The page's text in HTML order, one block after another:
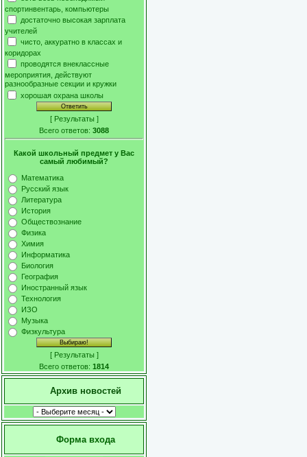
спортинвентарь, компьютеры
достаточно высокая зарплата
учителей
чисто, аккуратно в классах и
коридорах
проводятся внеклассные
мероприятия, действуют
разнообразные секции и кружки
хорошая охрана школы
[ Результаты ]
Всего ответов: 3088
Какой школьный предмет у Вас
самый любимый?
Математика
Русский язык
Литература
История
Обществознание
Физика
Химия
Информатика
Биология
География
Иностранный язык
Технология
ИЗО
Музыка
Физкультура
[ Результаты ]
Всего ответов: 1814
Архив новостей
Форма входа